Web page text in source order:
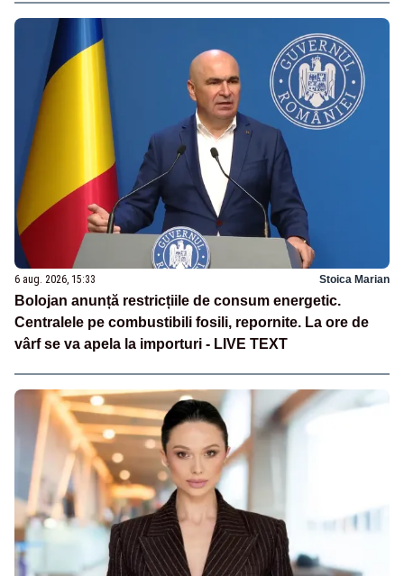
6 aug. 2026, 15:33 Stoica Marian
Bolojan anunță restricțiile de consum energetic.
Centralele pe combustibili fosili, repornite. La ore de
vârf se va apela la importuri - LIVE TEXT